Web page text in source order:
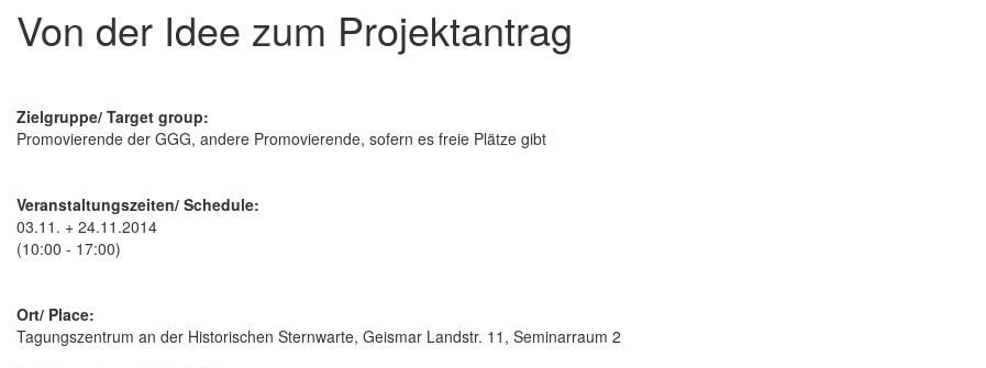
Von der Idee zum Projektantrag
Zielgruppe/ Target group:
Promovierende der GGG, andere Promovierende, sofern es freie Plätze gibt
Veranstaltungszeiten/ Schedule:
03.11. + 24.11.2014
(10:00 - 17:00)
Ort/ Place:
Tagungszentrum an der Historischen Sternwarte, Geismar Landstr. 11, Seminarraum 2